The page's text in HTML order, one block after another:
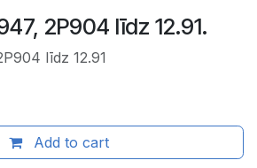
2P904 līdz 12.91.
līdz 12.91
Add to cart